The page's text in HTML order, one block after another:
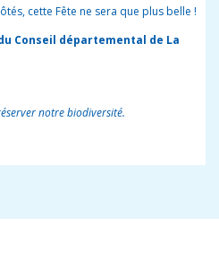
cette Fête ne sera que plus belle !
Conseil départemental de La
notre biodiversité.